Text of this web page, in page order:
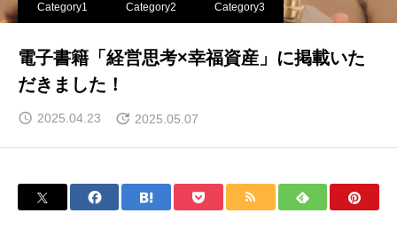
Category1 Category2 Category3
電子書籍「経営思考×幸福資産」に掲載いた
だきました！
2025.04.23 2025.05.07